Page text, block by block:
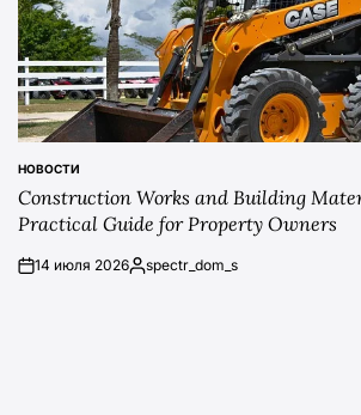
POSTED
IN
НОВОСТИ
Construction Works and Building
Practical Guide for Property Owners
on14 июля 2026Posted
spectr_dom_s